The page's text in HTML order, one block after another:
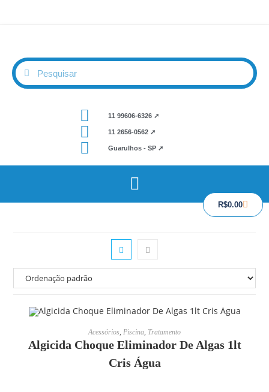
11 99606-6326 ➚
11 2656-0562 ➚
Guarulhos - SP ➚
R$0.00
LEIA MAIS
Acessórios, Piscina, Tratamento
Algicida Choque Eliminador De Algas 1lt
Cris Água